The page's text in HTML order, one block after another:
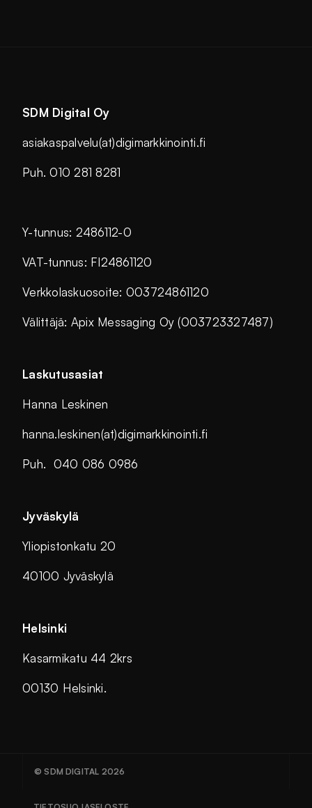
SDM Digital Oy
asiakaspalvelu(at)digimarkkinointi.fi
Puh. 010 281 8281
Y-tunnus: 2486112-0
VAT-tunnus: FI24861120
Verkkolaskuosoite: 003724861120
Välittäjä: Apix Messaging Oy (003723327487)
Laskutusasiat
Hanna Leskinen
hanna.leskinen(at)digimarkkinointi.fi
Puh. 040 086 0986
Jyväskylä
Yliopistonkatu 20
40100 Jyväskylä
Helsinki
Kasarmikatu 44 2krs
00130 Helsinki.
© SDM DIGITAL 2026